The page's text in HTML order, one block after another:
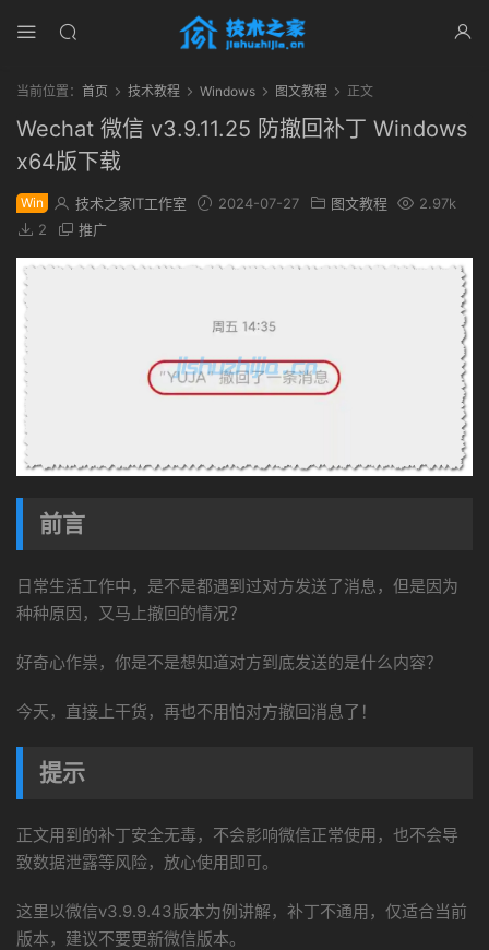
当前位置： 首页 技术教程 Windows 图文教程 正文
Wechat 微信 v3.9.11.25 防撤回补丁 Windows
x64版下载
Win 技术之家IT工作室 2024-07-27 图文教程
2.97k
2
推广
前言
日常生活工作中，是不是都遇到过对方发送了消息，但是因为
种种原因，又马上撤回的情况？
好奇心作祟，你是不是想知道对方到底发送的是什么内容？
今天，直接上干货，再也不用怕对方撤回消息了！
提示
正文用到的补丁安全无毒，不会影响微信正常使用，也不会导
致数据泄露等风险，放心使用即可。
这里以微信v3.9.9.43版本为例讲解，补丁不通用，仅适合当前
版本，建议不要更新微信版本。